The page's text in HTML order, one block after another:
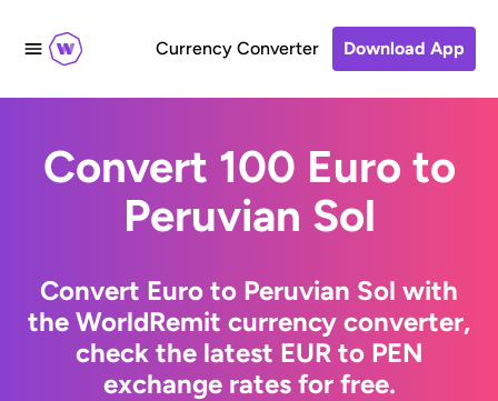
Currency Converter Download App
Convert 100 Euro to
Peruvian Sol
Convert Euro to Peruvian Sol with
the WorldRemit currency converter,
check the latest EUR to PEN
exchange rates for free.